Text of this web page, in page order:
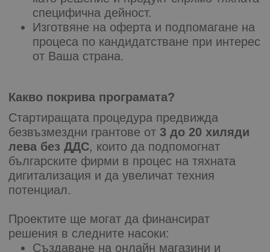
специфична дейност.
Изготвяне на оферта и подпомагане на
процеса по кандидатстване при интерес
от Ваша страна.
Какво покрива програмата?
Стартиращата процедура предвижда
безвъзмездни грантове от 3 до 20 хиляди
лева без ДДС, които да подпомогнат
българските фирми в процес на тяхната
дигитализация и да увеличат техния
потенциал.
Проектите ще могат да финансират
решения в следните насоки:
Създаване на онлайн магазини и